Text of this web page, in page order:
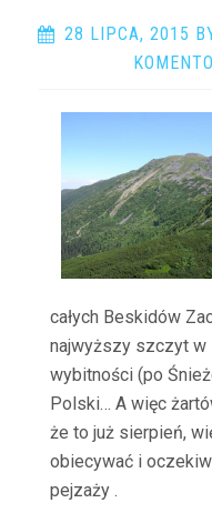
28 LIPCA, 2015
całych Beskidów
najwyższy szczyt w
wybitności (po
Polski… A więc
że to już sierpień,
obiecywać i
pejzaży .